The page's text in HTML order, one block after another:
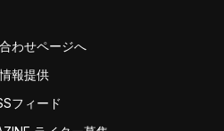
わせページへ
情報提供
フィード